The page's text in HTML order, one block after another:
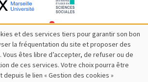
et des services tiers pour garantir son bon
la fréquentation du site et proposer des
êtes libre d’accepter, de refuser ou de
de ces services. Votre choix pourra être
le lien « Gestion des cookies »